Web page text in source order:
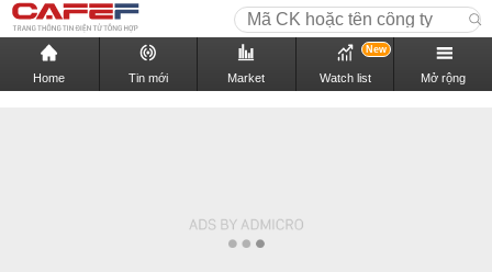
Home Tin mới Market Watch list
New
Mở rộng